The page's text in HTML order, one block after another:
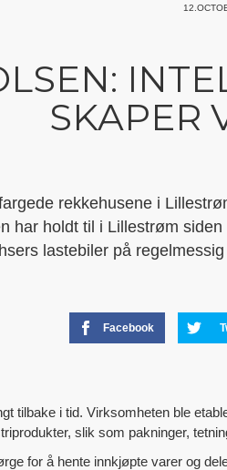
SKAPER
rekkehusene i
har holdt til i Lillestrøm
lastebiler på
Facebook
tilbake i tid. Virksomheten ble
slik som pakninger,
for å hente innkjøpte varer og